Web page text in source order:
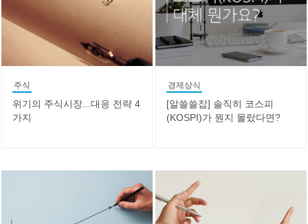
주식
위기의 주식시장...대응 전략 4
가지
경제상식
[알쓸쓸잡] 솔직히 코스피
(KOSPI)가 뭔지 몰랐다면?